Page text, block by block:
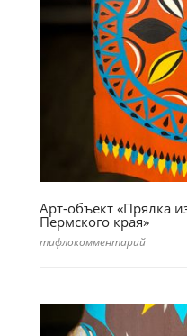
Арт-объект «Прялка
Пермского края»
тифлокомментарий